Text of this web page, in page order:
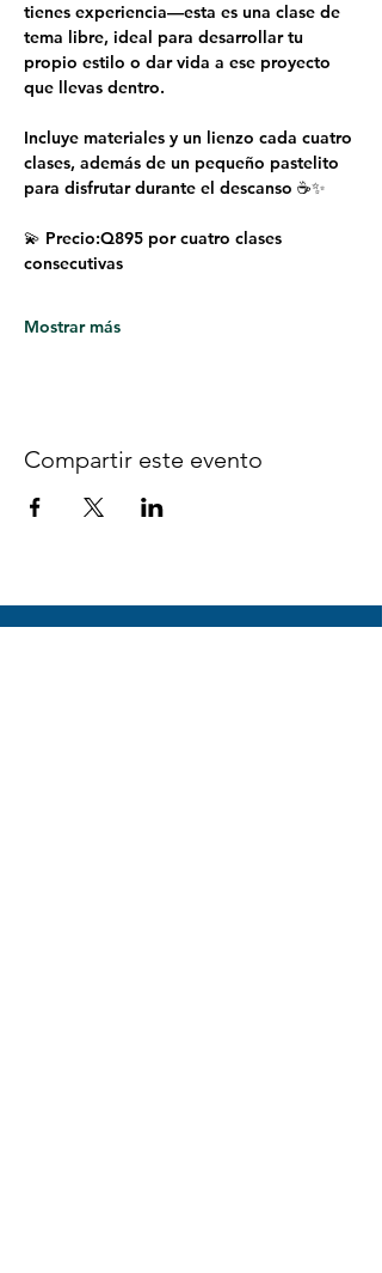
tienes experiencia—esta es una clase de
tema libre, ideal para desarrollar tu
propio estilo o dar vida a ese proyecto
que llevas dentro.
Incluye materiales y un lienzo cada cuatro
clases, además de un pequeño pastelito
para disfrutar durante el descanso ☕✨
💫 Precio:Q895 por cuatro clases
consecutivas
Mostrar más
Compartir este evento